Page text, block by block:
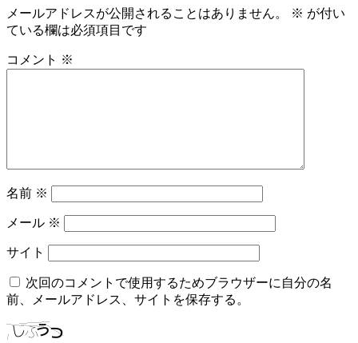
メールアドレスが公開されることはありません。 ※ が付い
ている欄は必須項目です
コメント ※
名前 ※
メール ※
サイト
次回のコメントで使用するためブラウザーに自分の名
前、メールアドレス、サイトを保存する。